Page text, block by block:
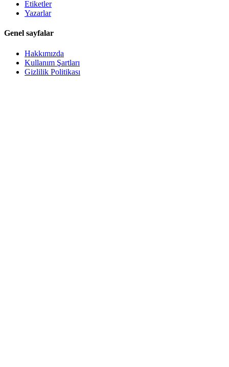
Etiketler
Yazarlar
Genel sayfalar
Hakkımızda
Kullanım Şartları
Gizlilik Politikası